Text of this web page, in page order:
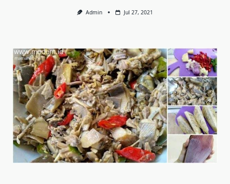
Admin Jul 27, 2021